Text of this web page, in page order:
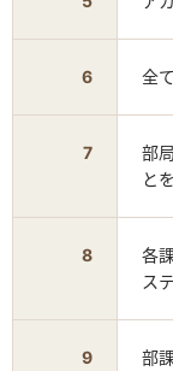
6 全
7
部
と
8
各
ス
9
部